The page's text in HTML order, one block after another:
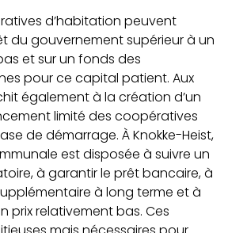
d’habitation peuvent
du gouvernement supérieur à un
et sur un fonds des
pour ce capital patient. Aux
également à la création d’un
limité des coopératives
de démarrage. À Knokke-Heist,
est disposée à suivre un
à garantir le prêt bancaire, à
à long terme et à
prix relativement bas. Ces